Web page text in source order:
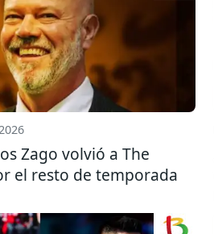
Zago volvió a The
el resto de temporada